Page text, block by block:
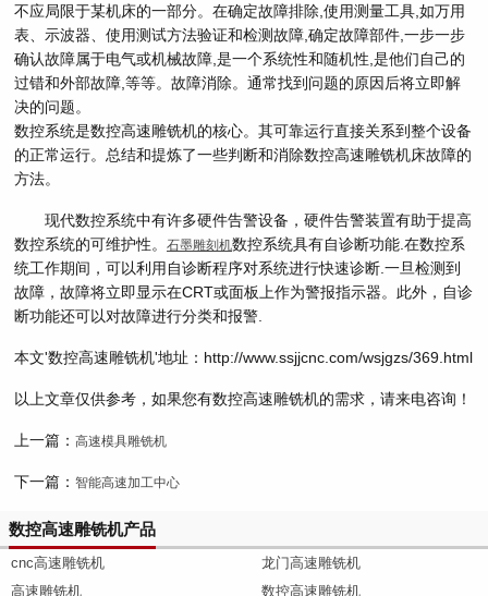
不应局限于某机床的一部分。在确定故障排除,使用测量工具,如万用
表、示波器、使用测试方法验证和检测故障,确定故障部件,一步一步
确认故障属于电气或机械故障,是一个系统性和随机性,是他们自己的
过错和外部故障,等等。故障消除。通常找到问题的原因后将立即解
决的问题。
数控系统是数控高速雕铣机的核心。其可靠运行直接关系到整个设备
的正常运行。总结和提炼了一些判断和消除数控高速雕铣机床故障的
方法。
现代数控系统中有许多硬件告警设备，硬件告警装置有助于提高
数控系统的可维护性。 石墨雕刻机数控系统具有自诊断功能.在数控系
统工作期间，可以利用自诊断程序对系统进行快速诊断.一旦检测到
故障，故障将立即显示在CRT或面板上作为警报指示器。此外，自诊
断功能还可以对故障进行分类和报警.
本文'数控高速雕铣机'地址：http://www.ssjjcnc.com/wsjgzs/369.html
以上文章仅供参考，如果您有数控高速雕铣机的需求，请来电咨询！
上一篇： 高速模具雕铣机
下一篇： 智能高速加工中心
数控高速雕铣机产品
cnc高速雕铣机
高速雕铣机
龙门高速雕铣机
数控高速雕铣机